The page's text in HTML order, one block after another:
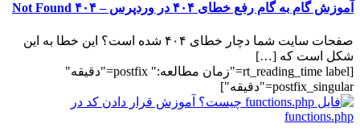
آموزش گام به گام رفع خطای ۴۰۴ در وردپرس – ۴۰۴ Not Found
صفحات سایت شما دچار خطای ۴۰۴ شده است؟ این خطا به این
شکل است که […]
[rt_reading_time label="زمان مطالعه:" postfix="دقیقه"
postfix_singular="دقیقه"]